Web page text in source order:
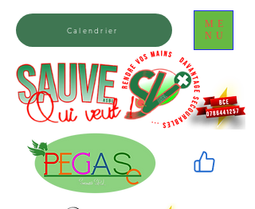
ME
NU
Calendrier